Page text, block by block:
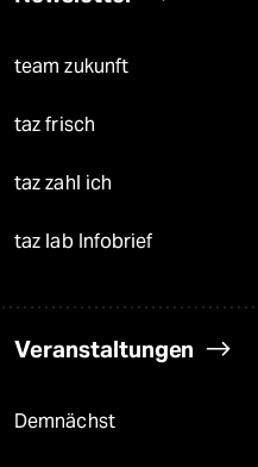
team zukunft
taz frisch
taz zahl ich
taz lab Infobrief
Veranstaltungen
Demnächst